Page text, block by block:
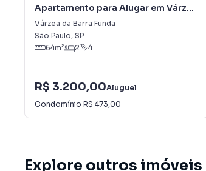
Apartamento para Alugar em Várzea
da Barra Funda
Várzea da Barra Funda
São Paulo, SP
64m² 2 4
R$ 3.200,00Aluguel
Condomínio R$ 473,00
Explore outros imóveis